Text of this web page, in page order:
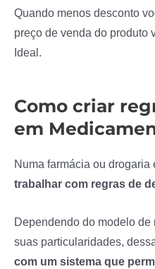
Quando menos desconto
preço de venda do produto
Ideal.
Como criar
em
Numa farmácia ou drogaria
trabalhar com regras de
Dependendo do modelo
suas particularidades,
com um sistema que